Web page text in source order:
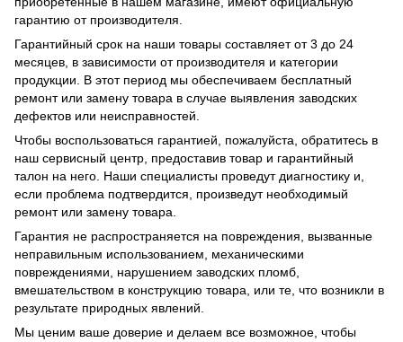
гарантию от производителя.
Гарантийный срок на наши товары составляет от 3 до 24
месяцев, в зависимости от производителя и категории
продукции. В этот период мы обеспечиваем бесплатный
ремонт или замену товара в случае выявления заводских
дефектов или неисправностей.
Чтобы воспользоваться гарантией, пожалуйста, обратитесь в
наш сервисный центр, предоставив товар и гарантийный
талон на него. Наши специалисты проведут диагностику и,
если проблема подтвердится, произведут необходимый
ремонт или замену товара.
Гарантия не распространяется на повреждения, вызванные
неправильным использованием, механическими
повреждениями, нарушением заводских пломб,
вмешательством в конструкцию товара, или те, что возникли в
результате природных явлений.
Мы ценим ваше доверие и делаем все возможное, чтобы